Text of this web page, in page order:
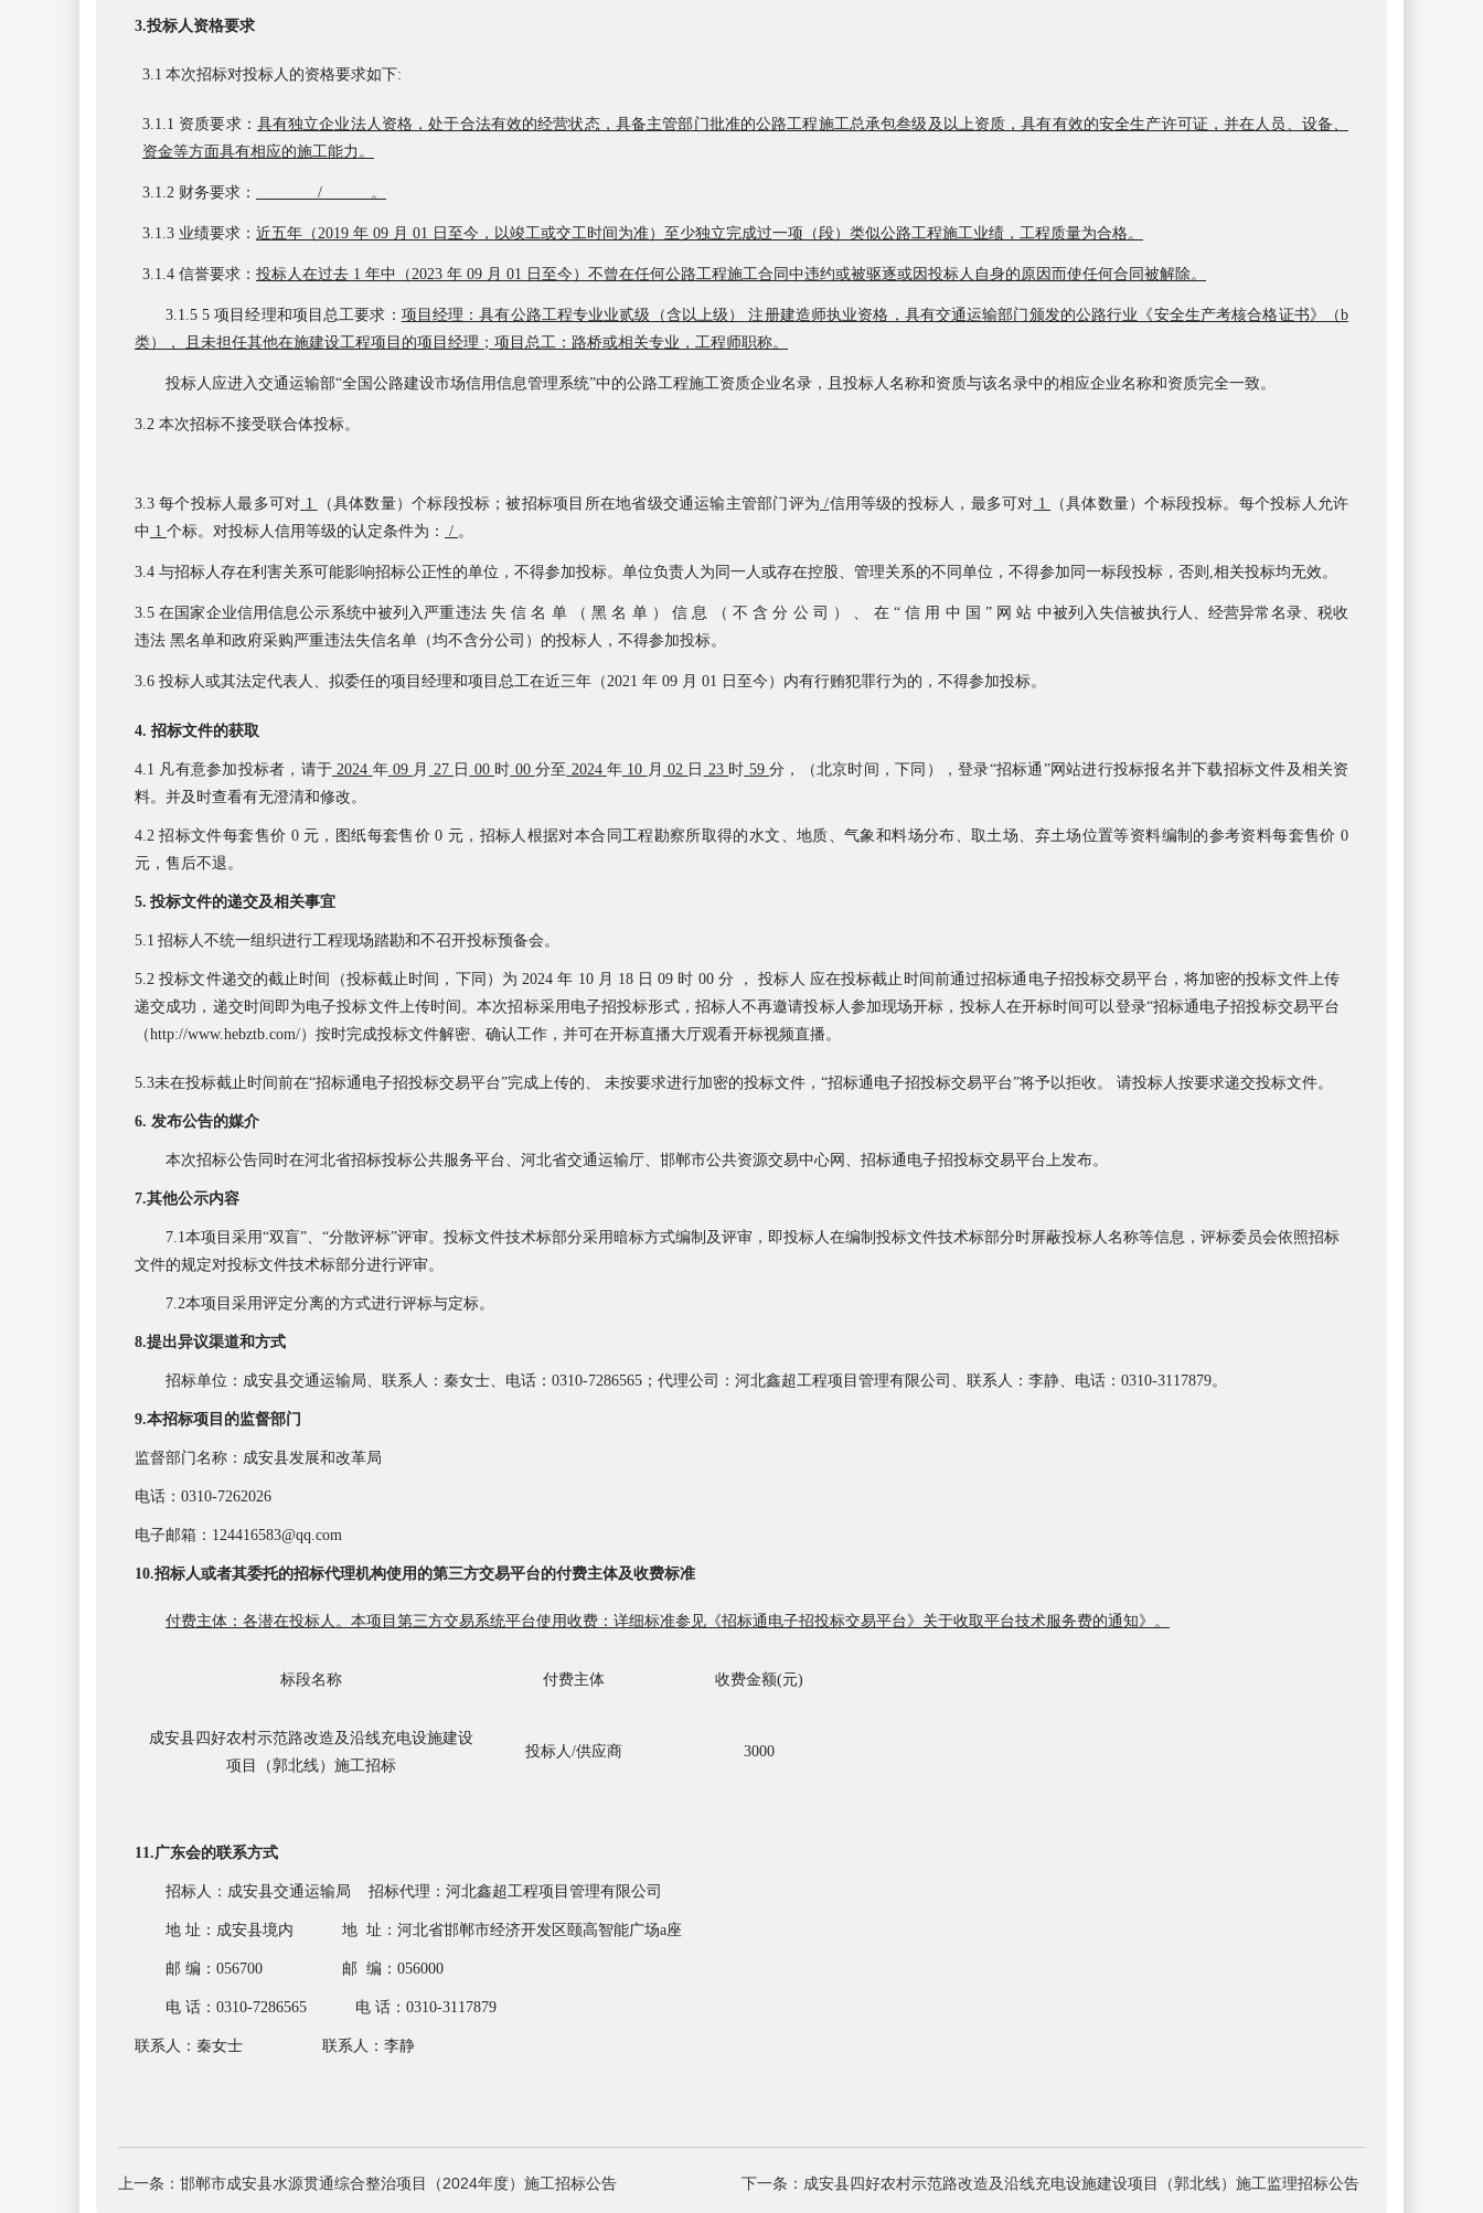
3.投标人资格要求
3.1 本次招标对投标人的资格要求如下:
3.1.1 资质要求： 具有独立企业法人资格，处于合法有效的经营状态，具备主管部门批准的公路工程施工总承包叁级 及以上资质，具有有效的安全生产许可证，并在人员、设备、
资金等方面具有相应的施工能力。
3.1.2 财务要求： / 。
3.1.3 业绩要求： 近五年（2019 年 09 月 01 日至今 ，以竣工或交工时间为准）至少独立完成过一项 （段）类似公路工程施工业绩，工程质量为合格。
3.1.4 信誉要求： 投标人在过去 1 年中（2023 年 09 月 01 日至今 ）不曾在任何公路工程施工合同中违约或被驱逐或因投标人自身的原因而使任何合同被解除。
3.1.5 5 项目经理和项目总工要求： 项目经理：具有公路工程专业业贰级（含以上级） 注册建造师执业资格，具有交通运输部门颁发的公路行业《安全生产考核合格证书》（b
类）， 且未担任其他在施建设工程项目的项目经理；项目总工：路桥或相关专业，工程师职称。
投标人应进入交通运输部“全国公路建设市场信用信息管理系统”中的公路工程施工资质企业名录，且投标人名称和资质与该名录中的相应企业名称和资质完全一致。
3.2 本次招标不接受联合体投标。
3.3 每个投标人最多可对 1 （具体数量）个标段投标；被招标项目所在地省级交通运输主管部门评为 /信用等级的投标人，最多可对 1
（具体数量）个标段投标。每个投标人允许
中 1 个标。对投标人信用等级的认定条件为： / 。
3.4 与招标人存在利害关系可能影响招标公正性的单位，不得参加投标。单位负责人为同一人或存在控股、管理关系的不同单位，不得参加同一标段投标，否则 ,相关投标均无效。
3.5 在国家企业信用信息公示系统中被列入严重违法 失 信 名 单 （ 黑 名 单 ） 信 息 （ 不 含 分 公 司 ） 、 在 “ 信 用 中 国 ” 网 站 中被列入失信被执行人、经营异常名录、税收
违法 黑名单和政府采购严重违法失信名单（均不含分公司）的投标人，不得参加投标。
3.6 投标人或其法定代表人、拟委任的项目经理和项目总工在近三年（2021 年 09 月 01 日至今）内有行贿犯罪行为的，不得参加投标。
4. 招标文件的获取
4.1 凡有意参加投标者，请于 2024 年 09 月 27 日 00 时 00 分至 2024 年 10 月 02 日 23 时 59 分，（北京时间，下同），登录“招标通 ”网站进行投标报名并下载招标文件及相关资
料。并及时查看有无澄清和修改。
4.2 招标文件每套售价 0 元，图纸每套售价 0 元，招标人根据对本合同工程勘察所取得的水文、地质、气象和料场分布、取土场、弃土场位置等资料编制的参考资料每套售价 0
元，售后不退。
5. 投标文件的递交及相关事宜
5.1 招标人不统一组织进行工程现场踏勘和不召开投标预备会。
5.2 投标文件递交的截止时间（投标截止时间，下同）为 2024 年 10 月 18 日 09 时 00 分 ， 投标人 应在投标截止时间前通过招标通电子招投标交易平台，将加密的投标文件上传
递交成功，递交时间即为电子投标文件上传时间。本次招标采用电子招投标形式，招标人不再邀请投标人参加现场开标，投标人在开标时间可以登录“招标通电子招投标交易平台
（http://www.hebztb.com/）按时完成投标文件解密、确认工作，并可在开标直播大厅观看开标视频直播。
5.3未在投标截止时间前在“招标通电子招投标交易平台”完成上传的、 未按要求进行加密的投标文件，“招标通电子招投标交易平台”将予以拒收。 请投标人按要求递交投标文件。
6. 发布公告的媒介
本次招标公告同时在河北省招标投标公共服务平台、河北省交通运输厅、邯郸市公共资源交易中心网 、招标通电子招投标交易平台上发布。
7.其他公示内容
7.1本项目采用“双盲”、“分散评标”评审。投标文件技术标部分采用暗标方式编制及评审，即投标人在编制投标文件技术标部分时屏蔽投标人名称等信息，评标委员会依照招标
文件的规定对投标文件技术标部分进行评审。
7.2本项目采用评定分离的方式进行评标与定标。
8.提出异议渠道和方式
招标单位：成安县交通运输局、联系人：秦女士、电话： 0310-7286565；代理公司： 河北鑫超工程项目管理有限公司 、联系人： 李静、电话： 0310-3117879。
9.本招标项目的监督部门
监督部门名称：成安县发展和改革局
电话： 0310-7262026
电子邮箱： 124416583@qq.com
10.招标人或者其委托的招标代理机构使用的第三方交易平台的付费主体及收费标准
付费主体：各潜在投标人。本项目第三方交易系统平台使用收费：详细标准参见《招标通电子招投标交易平台》关于收取平台技术服务费的通知》。
标段名称 付费主体 收费金额(元)
成安县四好农村示范路改造及沿线充电设施建设
项目（郭北线）施工招标
投标人/供应商 3000
11.广东会的联系方式
招标人： 成安县交通运输局 招标代理： 河北鑫超工程项目管理有限公司
地 址： 成安县境内 地 址： 河北省邯郸市经济开发区颐高智能广场a座
邮 编： 056700 邮 编： 056000
电 话： 0310-7286565 电 话： 0310-3117879
联系人： 秦女士 联系人： 李静
上一条：邯郸市成安县水源贯通综合整治项目（2024年度）施工招标公告 下一条：成安县四好农村示范路改造及沿线充电设施建设项目（郭北线）施工监理招标公告